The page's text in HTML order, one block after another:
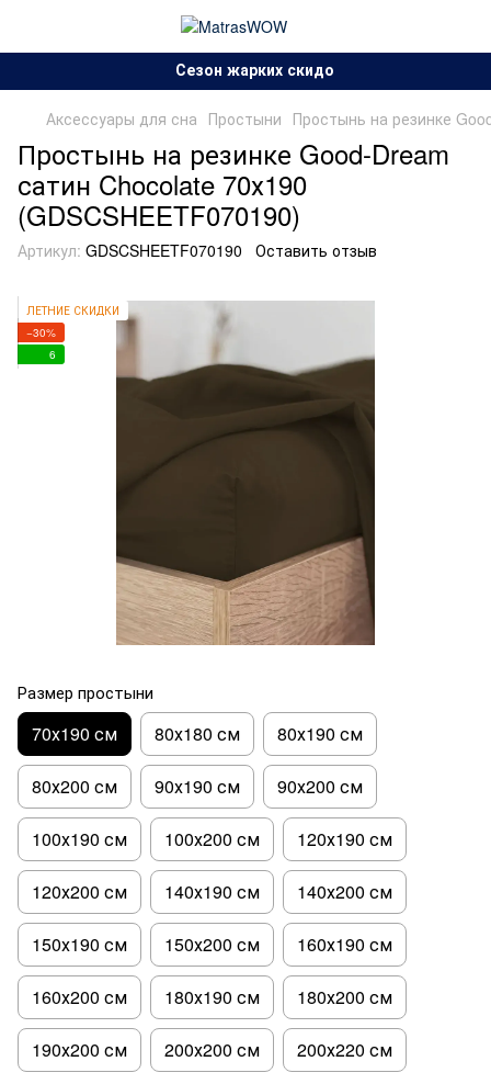
Сезон жарких скидок!.
Аксессуары для сна Простыни Простынь на резинке
Простынь на резинке Good-Dream
сатин Chocolate 70х190
(GDSCSHEETF070190)
Артикул: GDSCSHEETF070190 Оставить отзыв
ЛЕТНИЕ СКИДКИ
−30%
6
Размер простыни
70х190 см 80х180 см 80х190 см
80х200 см 90х190 см 90х200 см
100х190 см 100х200 см 120х190 см
120х200 см 140х190 см 140х200 см
150х190 см 150х200 см 160х190 см
160х200 см 180х190 см 180х200 см
190х200 см 200х200 см 200х220 см